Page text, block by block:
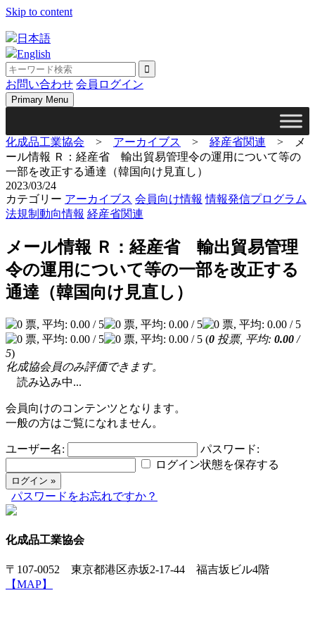
Skip to content
日本語
English
お問い合わせ 会員ログイン
Primary Menu
化成品工業協会 > アーカイブス > 経産省関連 >
メ
ール情報 Ｒ：経産省 輸出貿易管理令の運用について等の
一部を改正する通達（韓国向け見直し）
2023/03/24
カテゴリー アーカイブス 会員向け情報 情報発信プログラム
法規制動向情報 経産省関連
メール情報 Ｒ：経産省 輸出貿易管理
令の運用について等の一部を改正する
通達（韓国向け見直し）
(0 投票, 平均: 0.00 /
5)
化成協会員のみ評価できます。
読み込み中...
会員向けのコンテンツとなります。
一般の方はご覧になれません。
ユーザー名:
パスワード:
ログイン状態を保存する
パスワードをお忘れですか？
化成品工業協会
〒107-0052 東京都港区赤坂2-17-44 福吉坂ビル4階
【MAP】